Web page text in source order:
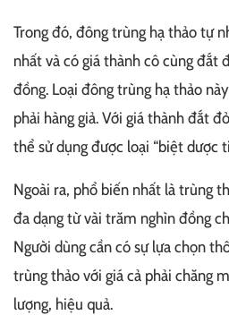
Trong đó, đông trùng hạ thảo tự
nhất và có giá thành cô cùng đắt
đồng. Loại đông trùng hạ thảo
phải hàng giả. Với giá thành đắt
thể sử dụng được loại “biệt dược
Ngoài ra, phổ biến nhất là trùng
đa dạng từ vài trăm nghìn đồng
Người dùng cần có sự lựa chọn
trùng thảo với giá cả phải chăng
lượng, hiệu quả.